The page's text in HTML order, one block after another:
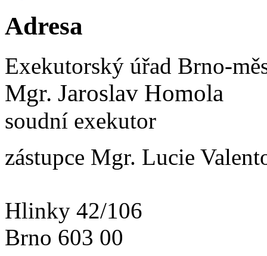
Adresa
Exekutorský úřad Brno-
Mgr. Jaroslav Homola
soudní exekutor
zástupce Mgr. Lucie
Hlinky 42/106
Brno 603 00